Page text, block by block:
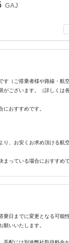
GAJ
す（ご搭乗者様や路線・航
がございます。（詳しくは
におすすめです。
り、お安くお求め頂ける航
っている場合におすすめで
日までに変更となる可能
願いいたします。